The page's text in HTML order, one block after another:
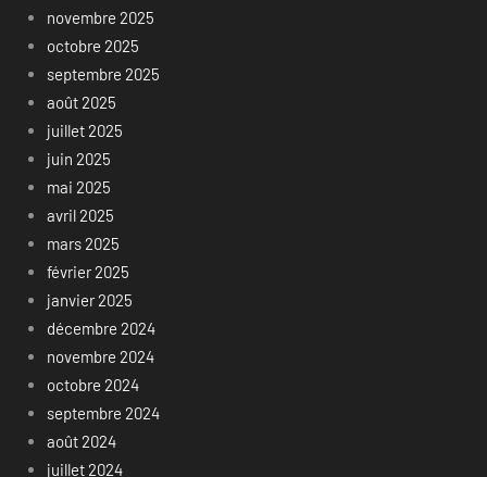
novembre 2025
octobre 2025
septembre 2025
août 2025
juillet 2025
juin 2025
mai 2025
avril 2025
mars 2025
février 2025
janvier 2025
décembre 2024
novembre 2024
octobre 2024
septembre 2024
août 2024
juillet 2024